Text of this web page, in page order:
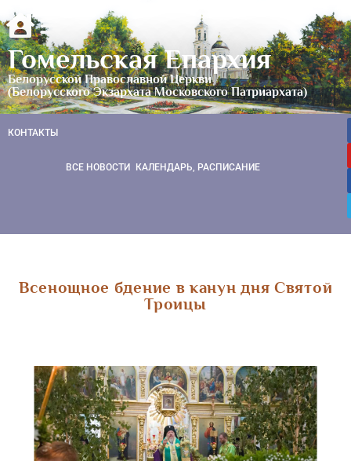
Гомельская Епархия
Белорусской Православной Церкви
(Белорусского Экзархата Московского Патриархата)
КОНТАКТЫ
ВСЕ НОВОСТИ КАЛЕНДАРЬ, РАСПИСАНИЕ
Всенощное бдение в канун дня Святой
Троицы